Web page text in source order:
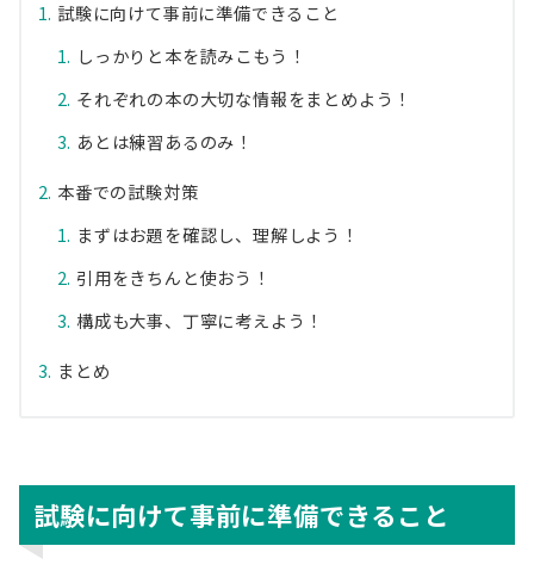
試験に向けて事前に準備できること
しっかりと本を読みこもう！
それぞれの本の大切な情報をまとめよう！
あとは練習あるのみ！
本番での試験対策
まずはお題を確認し、理解しよう！
引用をきちんと使おう！
構成も大事、丁寧に考えよう！
まとめ
試験に向けて事前に準備できること